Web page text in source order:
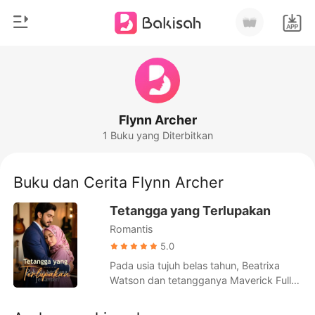
Pengisian Ulang
Unduh Aplikasi
Romantis
Miliarder
Likantrof
Siklus
Flynn Archer
1 Buku yang Diterbitkan
Buku dan Cerita Flynn Archer
Tetangga yang Terlupakan
Romantis
5.0
Pada usia tujuh belas tahun, Beatrixa
Watson dan tetangganya Maverick Fuller
menyembunyikan hubungan mereka dari